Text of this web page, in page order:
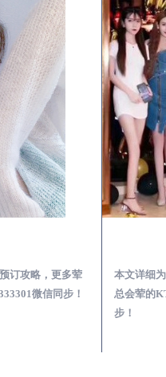
订攻略，更多荤
微信同步！
本文详细
总会荤的
步！